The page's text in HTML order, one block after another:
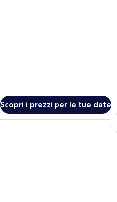
Scopri i prezzi per le tue date